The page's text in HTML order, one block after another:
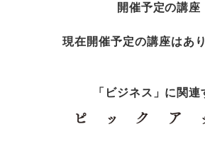
開催予定の講座
現在開催予定の講座はあ
「ビジネス」に関連